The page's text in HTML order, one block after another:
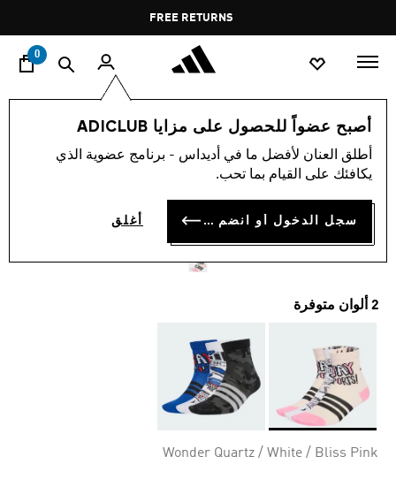
Pause
promotion
rotation
FREE RETURNS
0
أصبح عضواً للحصول على مزايا ADICLUB
أطلق العنان لأفضل ما في أديداس - برنامج عضوية الذي
يكافئك على القيام بما تحب.
سجل الدخول أو انضم الآن أغلق
الأطفال اكسسوارات
جوارب بشعار للأطفال، تحتوي
كل عبوة على 3 أزواج
KD 5.50
2 ألوان متوفرة
Wonder Quartz / White / Bliss Pink